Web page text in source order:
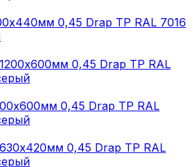
0,45 Drap ТР RAL 7016
0,45 Drap ТР RAL